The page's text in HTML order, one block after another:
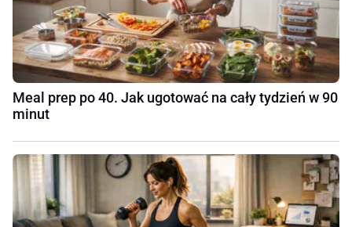
Meal prep po 40. Jak ugotować na cały tydzień w 90
minut